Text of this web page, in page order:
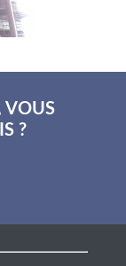
VOUS
?